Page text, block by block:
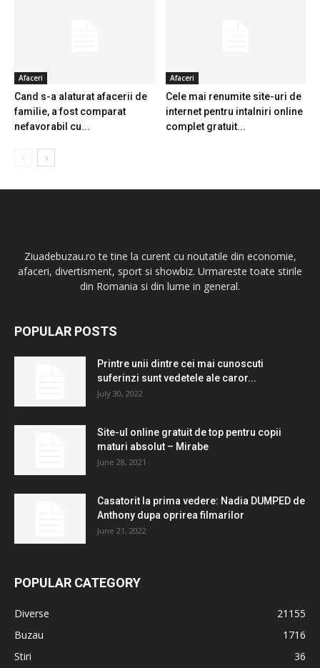
Afaceri
Cand s-a alaturat afacerii de
familie, a fost comparat
nefavorabil cu...
Afaceri
Cele mai renumite site-uri de
internet pentru intalniri online
complet gratuit...
Ziuadebuzau.ro te tine la curent cu noutatile din economie,
afaceri, divertisment, sport si showbiz. Urmareste toate stirile
din Romania si din lume in general.
POPULAR POSTS
Printre unii dintre cei mai cunoscuti
suferinzi sunt vedetele ale caror...
July 30, 2022
Site-ul online gratuit de top pentru copii
maturi absolut – Mirabe
June 28, 2021
Casatorit la prima vedere: Nadia DUMPED de
Anthony dupa oprirea filmarilor
June 21, 2022
POPULAR CATEGORY
Diverse
21155
Buzau
1716
Stiri
36